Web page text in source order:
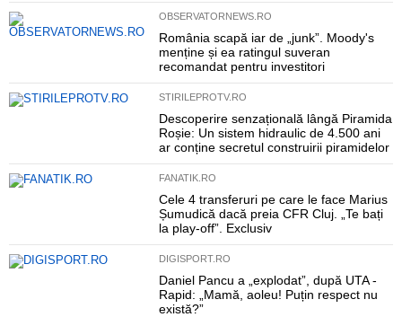
OBSERVATORNEWS.RO
România scapă iar de „junk”. Moody's
menține și ea ratingul suveran
recomandat pentru investitori
STIRILEPROTV.RO
Descoperire senzațională lângă Piramida
Roșie: Un sistem hidraulic de 4.500 ani
ar conține secretul construirii piramidelor
FANATIK.RO
Cele 4 transferuri pe care le face Marius
Șumudică dacă preia CFR Cluj. „Te bați
la play-off”. Exclusiv
DIGISPORT.RO
Daniel Pancu a „explodat”, după UTA -
Rapid: „Mamă, aoleu! Puțin respect nu
există?”